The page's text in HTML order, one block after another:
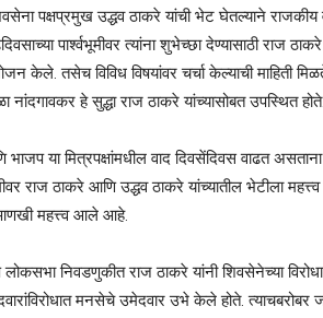
पक्षप्रमुख उद्धव ठाकरे यांची भेट घेतल्याने राजकीय
पार्श्वभूमीवर त्यांना शुभेच्छा देण्यासाठी राज
केले. तसेच विविध विषयांवर चर्चा केल्याची माहिती
नांदगावकर हे सुद्धा राज ठाकरे यांच्यासोबत उपस्थित होते.
या मित्रपक्षांमधील वाद दिवसेंदिवस वाढत असताना
राज ठाकरे आणि उद्धव ठाकरे यांच्यातील भेटीला
महत्त्व आले आहे.
निवडणुकीत राज ठाकरे यांनी शिवसेनेच्या
मनसेचे उमेदवार उभे केले होते. त्याचबरोबर